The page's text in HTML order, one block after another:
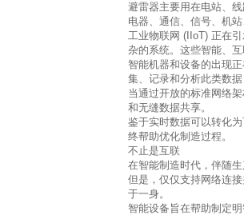
避雷器主要用在电站、
电器、通信、信号、机
工业物联网 (IIoT) 正在
杂的系统。这些智能、
智能机器和设备的出现
集、记录和分析此类数
当通过开放的标准网络
和无缝数据共享。
鉴于实时数据可以转化
终帮助优化制造过程。
不止是互联
在智能制造时代，伴随
但是，仅仅支持网络连
于一身。
智能设备旨在帮助制定